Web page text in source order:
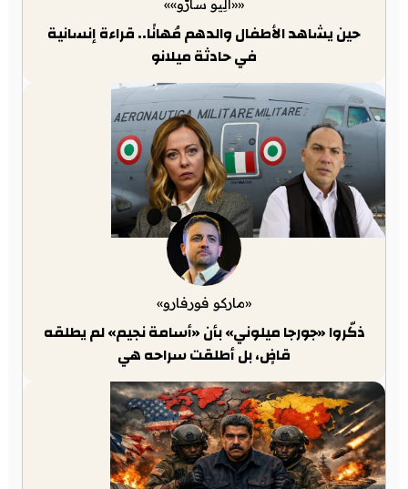
««أَلِيو سارّو»»
حين يشاهد الأطفال والدهم مُهانًا.. قراءة إنسانية
في حادثة ميلانو
«ماركو فورفارو»
ذكّروا «جورجا ميلوني» بأن «أسامة نجيم» لم يطلقه
قاضٍ، بل أطلقت سراحه هي